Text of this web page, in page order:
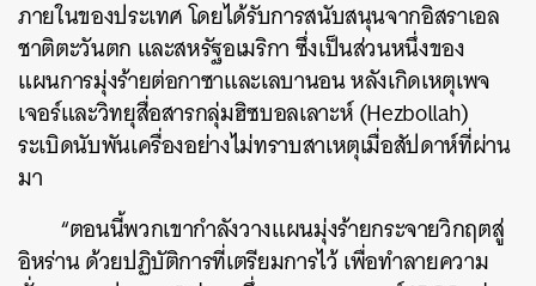
ภายในของประเทศ โดยได้รับการสนับสนุนจากอิสราเอล
ชาติตะวันตก และสหรัฐอเมริกา ซึ่งเป็นส่วนหนึ่งของ
แผนการมุ่งร้ายต่อกาซาและเลบานอน หลังเกิดเหตุเพจ
เจอร์และวิทยุสื่อสารกลุ่มฮิซบอลเลาะห์ (Hezbollah)
ระเบิดนับพันเครื่องอย่างไม่ทราบสาเหตุเมื่อสัปดาห์ที่ผ่าน
มา
“ตอนนี้พวกเขากำลังวางแผนมุ่งร้ายกระจายวิกฤตสู่
อิหร่าน ด้วยปฏิบัติการที่เตรียมการไว้ เพื่อทำลายความ